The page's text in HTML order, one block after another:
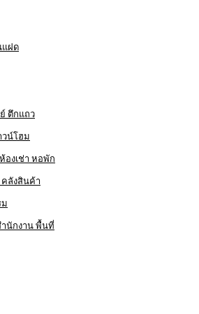
แฝด
ตึกแถว
วน์โฮม
องเช่า หอพัก
คลังสินค้า
ม
นักงาน พื้นที่